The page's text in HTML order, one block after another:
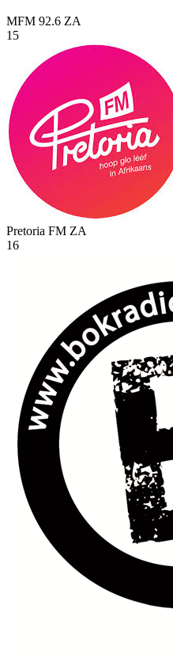
MFM 92.6 ZA
15
Pretoria FM ZA
16